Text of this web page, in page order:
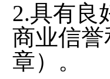
2.具有良
商业信
章）。